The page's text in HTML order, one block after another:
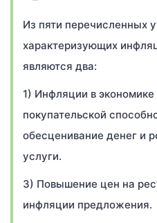
Из пяти перечисленных
характеризующих
являются два:
1) Инфляции в
покупательской
обесценивание денег и
услуги.
3) Повышение цен на
инфляции предложения.